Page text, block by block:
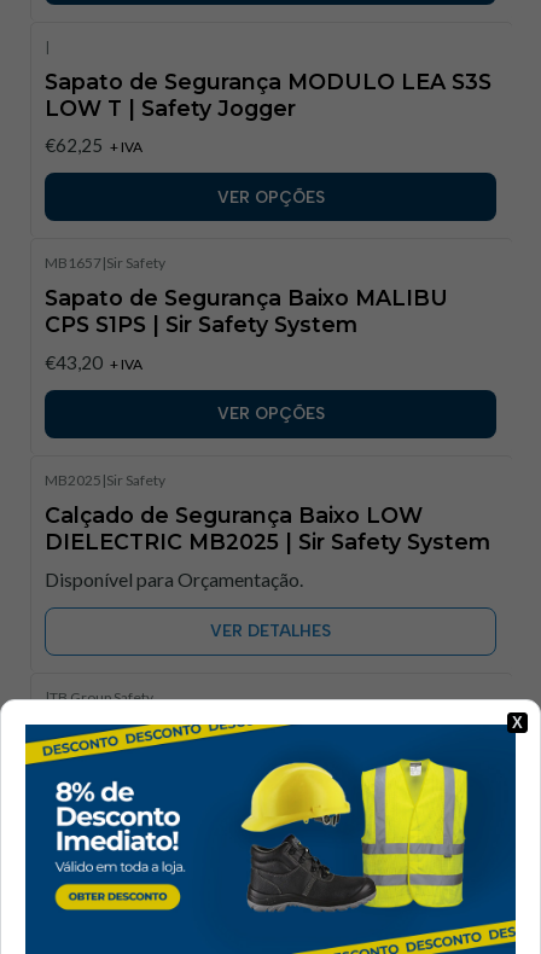
|
Sapato de Segurança MODULO LEA S3S
LOW T | Safety Jogger
€62,25 + IVA
VER OPÇÕES
MB1657|Sir Safety
Sapato de Segurança Baixo MALIBU
CPS S1PS | Sir Safety System​
€43,20 + IVA
VER OPÇÕES
MB2025 |Sir Safety
Calçado de Segurança Baixo LOW
DIELECTRIC MB2025 | Sir Safety System​
Disponível para Orçamentação.
VER DETALHES
|TB Group Safety
Sapato de Segurança ADROA S3 | TB
Group Safety
€16,80 + IVA
VER OPÇÕES
FOR.BOSTON|FORLI
X